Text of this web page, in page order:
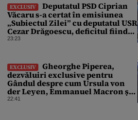
EXCLUSIV
Deputatul PSD Ciprian
Văcaru s-a certat în emisiunea
„Subiectul Zilei” cu deputatul USR
Cezar Drăgoescu, deficitul fiind
motivul scandalului
23:23
EXCLUSIV
Gheorghe Piperea,
dezvăluiri exclusive pentru
Gândul despre cum Ursula von
der Leyen, Emmanuel Macron și
Zelenski plănuiesc pe Signal să îl
22:41